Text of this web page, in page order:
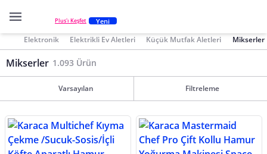
Plus'ı Keşfet Yeni
Elektronik Elektrikli Ev Aletleri Küçük Mutfak Aletleri Mikserler
Mikserler 1.093 Ürün
Varsayılan Filtreleme